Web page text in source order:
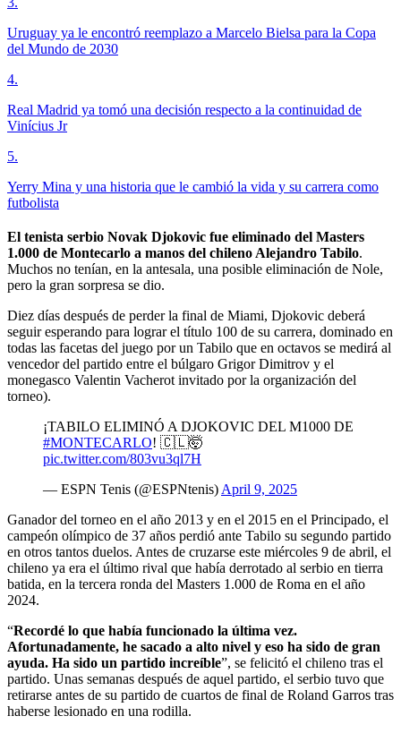
Uruguay ya le encontró reemplazo a Marcelo Bielsa para la Copa
del Mundo de 2030
4.
Real Madrid ya tomó una decisión respecto a la continuidad de
Vinícius Jr
5.
Yerry Mina y una historia que le cambió la vida y su carrera como
futbolista
El tenista serbio Novak Djokovic fue eliminado del Masters
1.000 de Montecarlo a manos del chileno Alejandro Tabilo.
Muchos no tenían, en la antesala, una posible eliminación de Nole,
pero la gran sorpresa se dio.
Diez días después de perder la final de Miami, Djokovic deberá
seguir esperando para lograr el título 100 de su carrera, dominado en
todas las facetas del juego por un Tabilo que en octavos se medirá al
vencedor del partido entre el búlgaro Grigor Dimitrov y el
monegasco Valentin Vacherot invitado por la organización del
torneo).
¡TABILO ELIMINÓ A DJOKOVIC DEL M1000 DE
#MONTECARLO! 🇨🇱🤯
pic.twitter.com/803vu3ql7H
— ESPN Tenis (@ESPNtenis) April 9, 2025
Ganador del torneo en el año 2013 y en el 2015 en el Principado, el
campeón olímpico de 37 años perdió ante Tabilo su segundo partido
en otros tantos duelos. Antes de cruzarse este miércoles 9 de abril, el
chileno ya era el último rival que había derrotado al serbio en tierra
batida, en la tercera ronda del Masters 1.000 de Roma en el año
2024.
“Recordé lo que había funcionado la última vez.
Afortunadamente, he sacado a alto nivel y eso ha sido de gran
ayuda. Ha sido un partido increíble”, se felicitó el chileno tras el
partido. Unas semanas después de aquel partido, el serbio tuvo que
retirarse antes de su partido de cuartos de final de Roland Garros tras
haberse lesionado en una rodilla.